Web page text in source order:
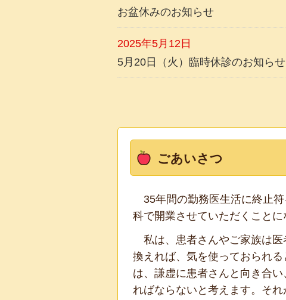
お盆休みのお知らせ
2025年5月12日
5月20日（火）臨時休診のお知らせ
ごあいさつ
35年間の勤務医生活に終止
科で開業させていただくことに
私は、患者さんやご家族は医
換えれば、気を使っておられ
は、謙虚に患者さんと向き合
ればならないと考えます。そ